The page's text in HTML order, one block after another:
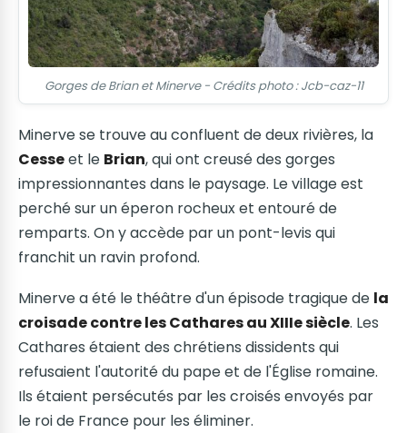
Gorges de Brian et Minerve - Crédits photo : Jcb-caz-11
Minerve se trouve au confluent de deux rivières, la
Cesseet le Brian, qui ont creusé des gorges
impressionnantes dans le paysage. Le village est
perché sur un éperon rocheux et entouré de
remparts. On y accède par un pont-levis qui
franchit un ravin profond.
Minerve a été le théâtre d'un épisode tragique de la
croisade contre les Cathares au XIIIe siècle. Les
Cathares étaient des chrétiens dissidents qui
refusaient l'autorité du pape et de l'Église romaine.
Ils étaient persécutés par les croisés envoyés par
le roi de France pour les éliminer.